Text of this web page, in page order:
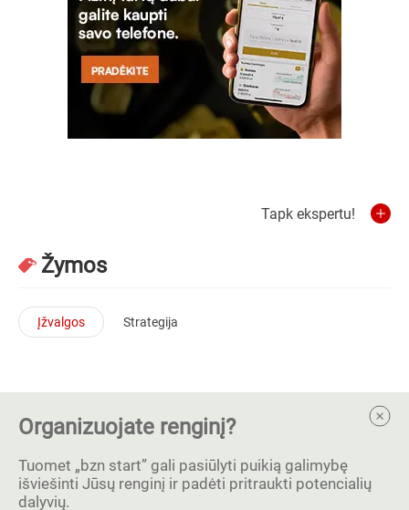
Tapk ekspertu!
Žymos
Įžvalgos Strategija
Organizuojate renginį?
Tuomet „bzn start” gali pasiūlyti puikią galimybę
išviešinti Jūsų renginį ir padėti pritraukti potencialių
dalyvių.